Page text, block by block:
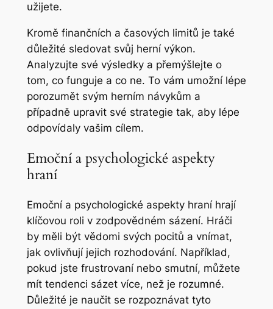
užijete.
Kromě finančních a časových limitů je také
důležité sledovat svůj herní výkon.
Analyzujte své výsledky a přemýšlejte o
tom, co funguje a co ne. To vám umožní lépe
porozumět svým herním návykům a
případně upravit své strategie tak, aby lépe
odpovídaly vašim cílem.
Emoční a psychologické aspekty
hraní
Emoční a psychologické aspekty hraní hrají
klíčovou roli v zodpovědném sázení. Hráči
by měli být vědomi svých pocitů a vnímat,
jak ovlivňují jejich rozhodování. Například,
pokud jste frustrovaní nebo smutní, můžete
mít tendenci sázet více, než je rozumné.
Důležité je naučit se rozpoznávat tyto